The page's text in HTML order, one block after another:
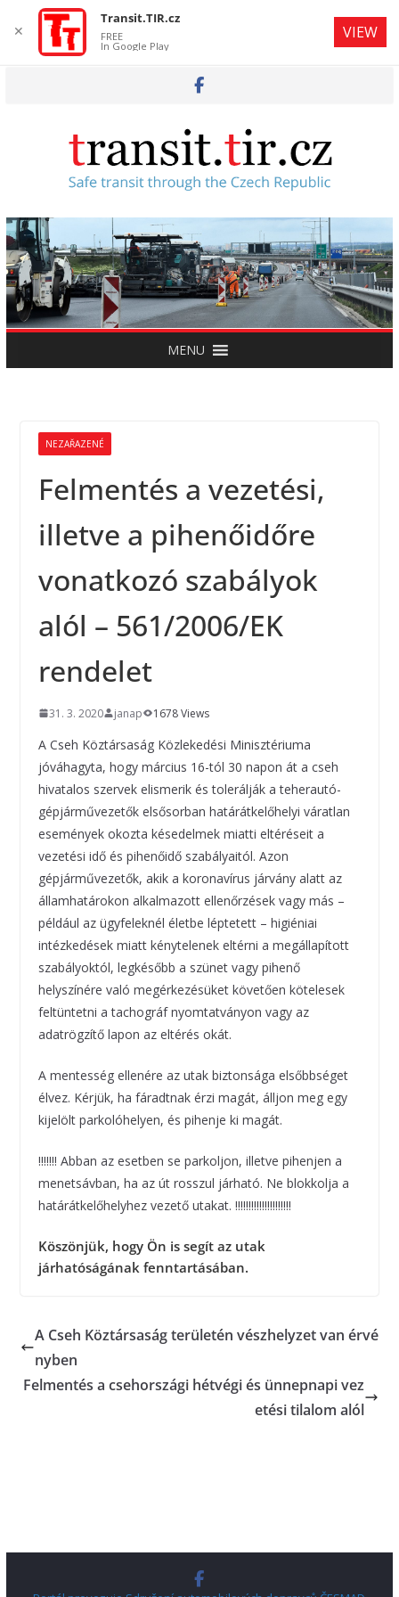
MENU
NEZAŘAZENÉ
Felmentés a vezetési,
illetve a pihenőidőre
vonatkozó szabályok
alól – 561/2006/EK
rendelet
31. 3. 2020 janap 1678 Views
A Cseh Köztársaság Közlekedési Minisztériuma
jóváhagyta, hogy március 16-tól 30 napon át a cseh
hivatalos szervek elismerik és tolerálják a teherautó-
gépjárművezetők elsősorban határátkelőhelyi váratlan
események okozta késedelmek miatti eltéréseit a
vezetési idő és pihenőidő szabályaitól. Azon
gépjárművezetők, akik a koronavírus járvány alatt az
államhatárokon alkalmazott ellenőrzések vagy más –
például az ügyfeleknél életbe léptetett – higiéniai
intézkedések miatt kénytelenek eltérni a megállapított
szabályoktól, legkésőbb a szünet vagy pihenő
helyszínére való megérkezésüket követően kötelesek
feltüntetni a tachográf nyomtatványon vagy az
adatrögzítő lapon az eltérés okát.
A mentesség ellenére az utak biztonsága elsőbbséget
élvez. Kérjük, ha fáradtnak érzi magát, álljon meg egy
kijelölt parkolóhelyen, és pihenje ki magát.
!!!!!!! Abban az esetben se parkoljon, illetve pihenjen a
menetsávban, ha az út rosszul járható. Ne blokkolja a
határátkelőhelyhez vezető utakat. !!!!!!!!!!!!!!!!!!!!!
Köszönjük, hogy Ön is segít az utak
járhatóságának fenntartásában.
A Cseh Köztársaság területén vészhelyzet van érvé
nyben
Felmentés a csehországi hétvégi és ünnepnapi vez
etési tilalom alól
✕
Transit.TIR.cz
FREE
In Google Play
VIEW